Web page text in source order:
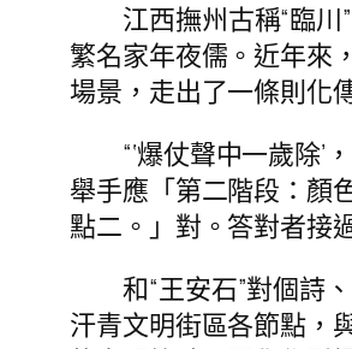
江西撫州古稱“臨
繁名家年夜儒。近年來
場景，走出了一條則化
“‘爆仗聲中一歲除’
舉手應「第二階段：顏
點二。」對。答對者接
和“王安石”對個詩
汗青文明街區各節點，